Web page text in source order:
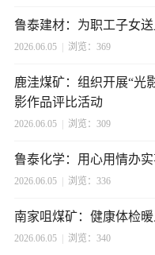
鲁泰建材：为职工子女
2026.06.05 浏览：369
鹿洼煤矿：组织开展“光
影作品评比活动
2026.06.05 浏览：309
鲁泰化学：用心用情办
2026.06.05 浏览：336
南家咀煤矿：健康体检
2026.06.05 浏览：340